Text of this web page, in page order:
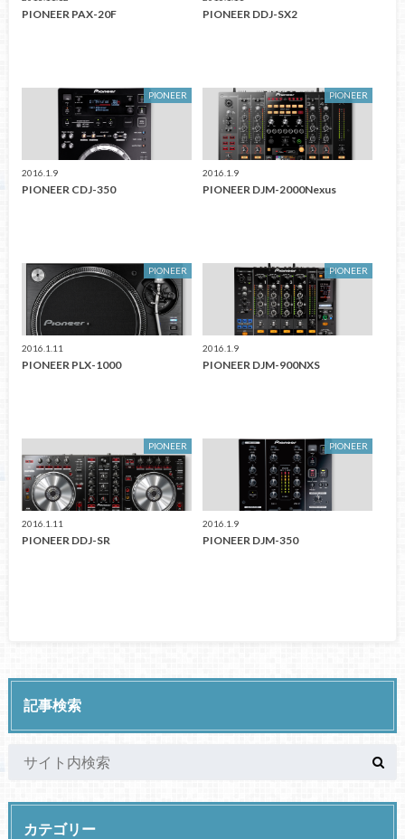
PIONEER PAX-20F PIONEER DDJ-SX2
PIONEER
2016.1.9
PIONEER CDJ-350
PIONEER
2016.1.9
PIONEER DJM-2000Nexus
PIONEER
2016.1.11
PIONEER PLX-1000
PIONEER
2016.1.9
PIONEER DJM-900NXS
PIONEER
2016.1.11
PIONEER DDJ-SR
PIONEER
2016.1.9
PIONEER DJM-350
記事検索
カテゴリー